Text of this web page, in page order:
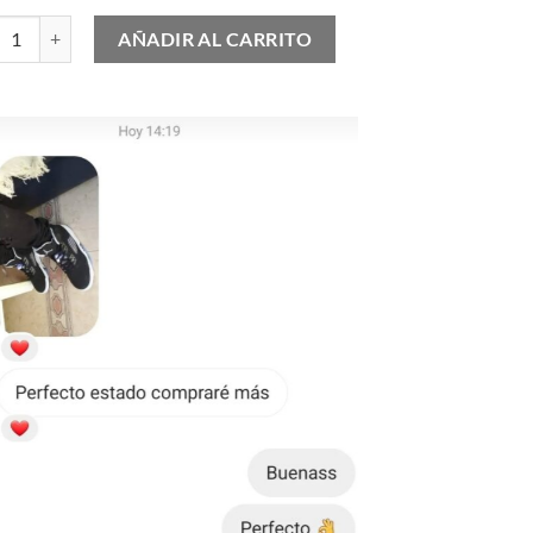
Max Plus cantidadAÑADIR AL CARRITO